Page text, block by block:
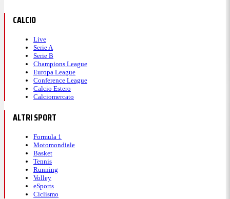
CALCIO
Live
Serie A
Serie B
Champions League
Europa League
Conference League
Calcio Estero
Calciomercato
ALTRI SPORT
Formula 1
Motomondiale
Basket
Tennis
Running
Volley
eSports
Ciclismo